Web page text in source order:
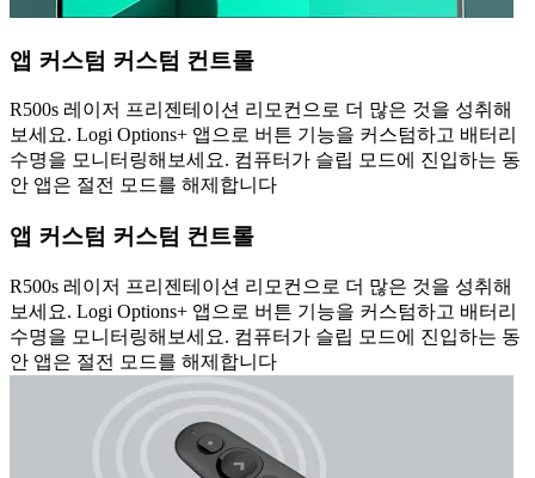
앱 커스텀 커스텀 컨트롤
R500s 레이저 프리젠테이션 리모컨으로 더 많은 것을 성취해
보세요. Logi Options+ 앱으로 버튼 기능을 커스텀하고 배터리
수명을 모니터링해보세요. 컴퓨터가 슬립 모드에 진입하는 동
안 앱은 절전 모드를 해제합니다
앱 커스텀 커스텀 컨트롤
R500s 레이저 프리젠테이션 리모컨으로 더 많은 것을 성취해
보세요. Logi Options+ 앱으로 버튼 기능을 커스텀하고 배터리
수명을 모니터링해보세요. 컴퓨터가 슬립 모드에 진입하는 동
안 앱은 절전 모드를 해제합니다